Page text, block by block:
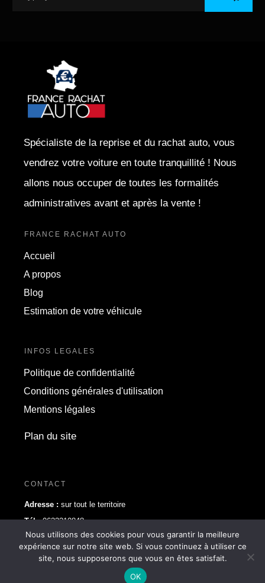
Spécialiste de la reprise et du rachat auto, vous
vendrez votre voiture en toute tranquillité ! Nous
allons nous occuper de toutes les formalités
administratives avant et après la vente !
FRANCE RACHAT AUTO
Accueil
A propos
Blog
Estimation de votre véhicule
INFOS LEGALES
Politique de confidentialité
Conditions générales d'utilisation
Mentions légales
Plan du site
CONTACT
Adresse : sur tout le territoire
Tél : 0633310848
Email : contact@france-rachat-auto.fr
Copyright2024 - FRANCE RACHAT AUTO par Digitalmuz.fr
Nous utilisons des cookies pour vous garantir la meilleure
expérience sur notre site web. Si vous continuez à utiliser ce
site, nous supposerons que vous en êtes satisfait.
OK